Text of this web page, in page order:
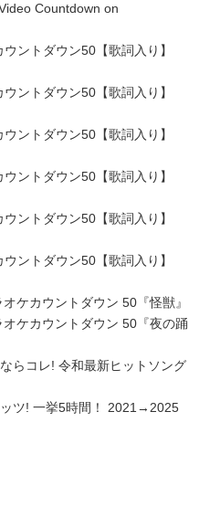
Countdown on
ントダウン50【歌詞入り】
ントダウン50【歌詞入り】
ントダウン50【歌詞入り】
ントダウン50【歌詞入り】
ントダウン50【歌詞入り】
ントダウン50【歌詞入り】
オケカウントダウン 50 『怪獣』
オケカウントダウン 50 『夜の踊
らコレ! 令和最新ヒットソング
ツ! 一挙5時間！ 2021→2025